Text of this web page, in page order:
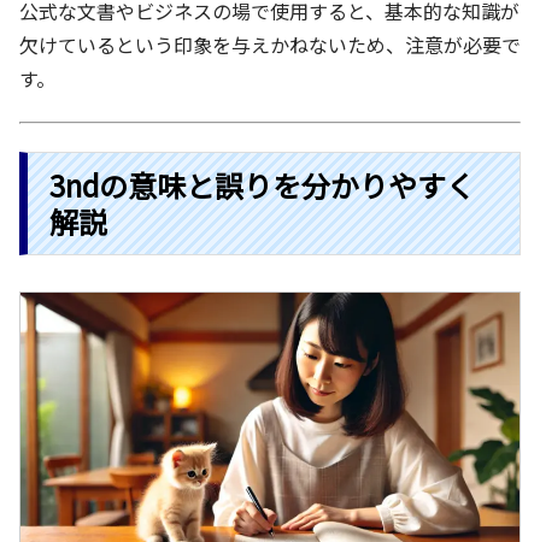
公式な文書やビジネスの場で使用すると、基本的な知識が
欠けているという印象を与えかねないため、注意が必要で
す。
3ndの意味と誤りを分かりやすく
解説